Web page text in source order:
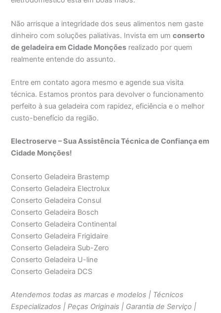
Não arrisque a integridade dos seus alimentos nem gaste
dinheiro com soluções paliativas. Invista em umconserto
de geladeira em Cidade Monções realizado por quem
realmente entende do assunto.
Entre em contato agora mesmo e agende sua visita
técnica. Estamos prontos para devolver o funcionamento
perfeito à sua geladeira com rapidez, eficiência e o melhor
custo-benefício da região.
Electroserve – Sua Assistência Técnica de Confiança em
Cidade Monções!
Conserto Geladeira Brastemp
Conserto Geladeira Electrolux
Conserto Geladeira Consul
Conserto Geladeira Bosch
Conserto Geladeira Continental
Conserto Geladeira Frigidaire
Conserto Geladeira Sub-Zero
Conserto Geladeira U-line
Conserto Geladeira DCS
Atendemos todas as marcas e modelos | Técnicos
Especializados | Peças Originais | Garantia de Serviço |